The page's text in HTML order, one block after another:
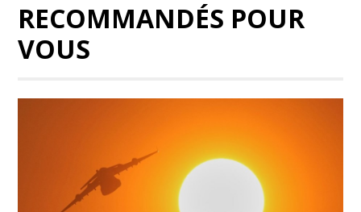
RECOMMANDÉS POUR
VOUS